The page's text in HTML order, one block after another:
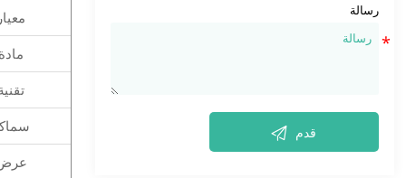
رسالة
قدم 